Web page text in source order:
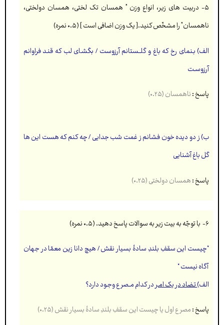
۵- دربیت های زیر، انواع وزن ” همسان تک لختی، همسان دولختی،
ناهمسان” را مشخّص کنید.[ یک وزن اضافی است ] (۰.۵ نمره)
الف) بـنمای رخ که باغ و گلــستانم آرزوست / بگشـای لب که قنـد فراوانم
آرزوسـت
پاسخ :ناهمسان (۰.۲۵)
ب) ز دو دیده خون فشانم ز غمت شب جدایی / چه کنم که هست این ها
گل باغ آشنایی
پاسخ :همسان دولختی (۰.۲۵)
۶- با توجّه به بیت زیر به سوالات پاسخ دهید. (۰.۵ نمره)
“چیست این سقفِ بلندِ سادۀ بسیار نقش / هیچ دانا زین معمّا در جهان
آگاه نیست “
الف)تـضاد در یک امـردر کدام مــصرع وجـود دارد؟
پاسخ :مصرع اول یا چیست این سقفِ بلندِ سادۀ بسیار نقش (۰.۲۵)